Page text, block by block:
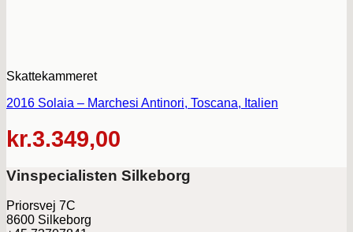
Skattekammeret
2016 Solaia – Marchesi Antinori, Toscana, Italien
kr.3.349,00
Vinspecialisten Silkeborg
Priorsvej 7C
8600 Silkeborg